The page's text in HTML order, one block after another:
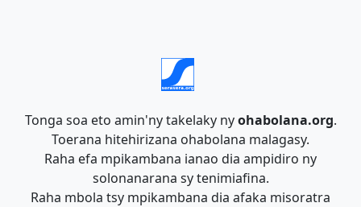
Tonga soa eto amin'ny takelaky nyohabolana.org.
Toerana hitehirizana ohabolana malagasy.
Raha efa mpikambana ianao dia ampidiro ny
solonanarana sy tenimiafina.
Raha mbola tsy mpikambana dia afaka misoratra